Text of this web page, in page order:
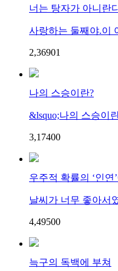
너는 탕자가 아니란
사랑하는 둘째야.이
2,36901
나의 스승이란?
&lsquo;나의 스승이
3,17400
우주적 확률의 ‘인연
날씨가 너무 좋아서
4,49500
늑구의 독백에 부쳐